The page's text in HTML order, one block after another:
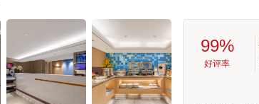
99%
好评率